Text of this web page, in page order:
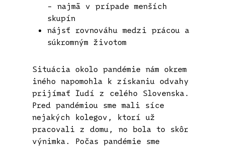
– najmä v prípade menších
skupín
nájsť rovnováhu medzi prácou a
súkromným životom
Situácia okolo pandémie nám okrem
iného napomohla k získaniu odvahy
prijímať ľudí z celého Slovenska.
Pred pandémiou sme mali síce
nejakých kolegov, ktorí už
pracovali z domu, no bola to skôr
výnimka. Počas pandémie sme